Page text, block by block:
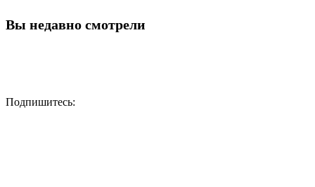
Вы недавно смотрели
Подпишитесь: